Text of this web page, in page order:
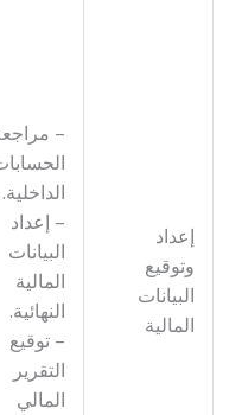
إعداد
وتوقيع
البيانات
المالية
– مراجعة
الحسابات
الداخلية.
– إعداد
البيانات
المالية
النهائية.
– توقيع
التقرير
المالي